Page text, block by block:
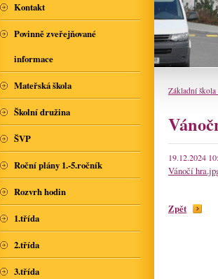
Základní škola
19.12.2024
Vánočí
Zpět
Kontakt
Povinně zveřejňované
informace
Mateřská škola
Školní družina
ŠVP
Roční plány 1.-5.ročník
Rozvrh hodin
1.třída
2.třída
3.třída